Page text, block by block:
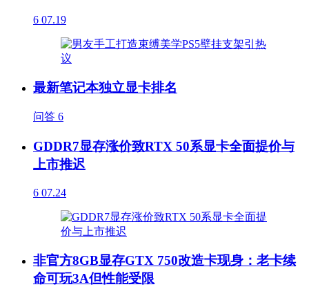
6 07.19
最新笔记本独立显卡排名
问答 6
GDDR7显存涨价致RTX 50系显卡全面提价与
上市推迟
6 07.24
非官方8GB显存GTX 750改造卡现身：老卡续
命可玩3A但性能受限